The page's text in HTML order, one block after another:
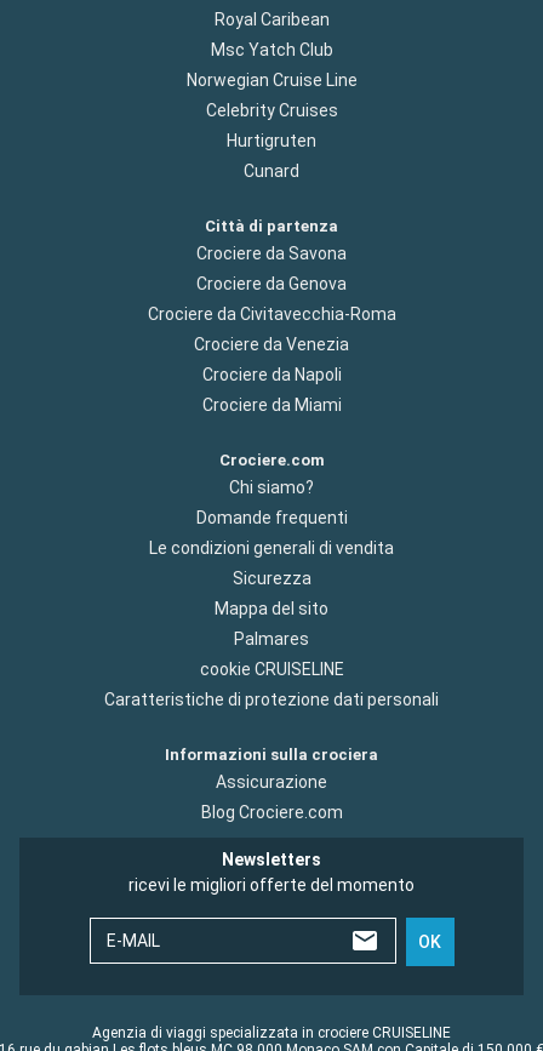
Royal Caribean
Msc Yatch Club
Norwegian Cruise Line
Celebrity Cruises
Hurtigruten
Cunard
Città di partenza
Crociere da Savona
Crociere da Genova
Crociere da Civitavecchia-Roma
Crociere da Venezia
Crociere da Napoli
Crociere da Miami
Crociere.com
Chi siamo?
Domande frequenti
Le condizioni generali di vendita
Sicurezza
Mappa del sito
Palmares
cookie CRUISELINE
Caratteristiche di protezione dati personali
Informazioni sulla crociera
Assicurazione
Blog Crociere.com
Newsletters
ricevi le migliori offerte del momento
E-MAIL OK
Agenzia di viaggi specializzata in crociere CRUISELINE